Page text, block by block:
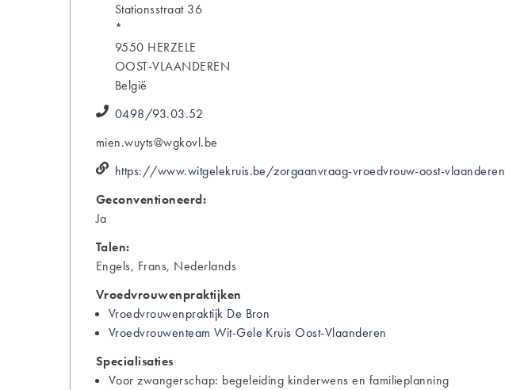
Stationsstraat 36
*
9550 HERZELE
OOST-VLAANDEREN
België
0498/93.03.52
mien.wuyts@wgkovl.be
https://www.witgelekruis.be/zorgaanvraag-vroedvrouw-oost-vlaanderen
Geconventioneerd:
Ja
Talen:
Engels, Frans, Nederlands
Vroedvrouwenpraktijken
Vroedvrouwenpraktijk De Bron
Vroedvrouwenteam Wit-Gele Kruis Oost-Vlaanderen
Specialisaties
Voor zwangerschap: begeleiding kinderwens en familieplanning